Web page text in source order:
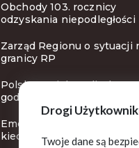
Drogi
Twoje dane są
Obchody 103. rocznicy
odzyskania niepodległości
Zarząd Regionu o sytuacji
granicy RP
Polska z większą liczbą
godzin pracy!
Emerytura bez podatku - od
kiedy?